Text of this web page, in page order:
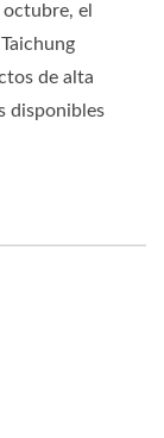
el
de alta
disponibles